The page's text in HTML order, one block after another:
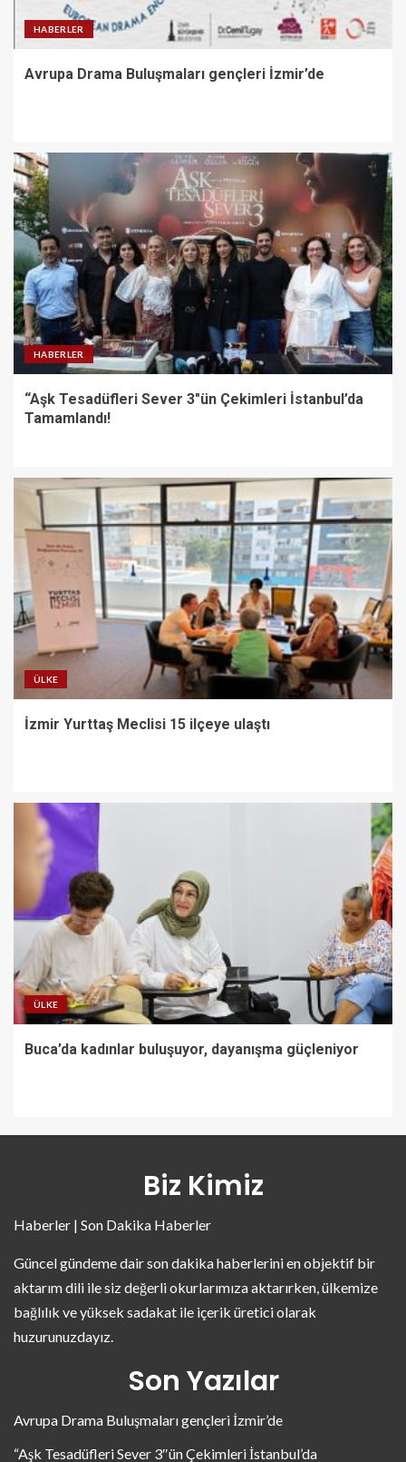
HABERLER
Avrupa Drama Buluşmaları gençleri İzmir’de
HABERLER
“Aşk Tesadüfleri Sever 3″ün Çekimleri İstanbul’da
Tamamlandı!
ÜLKE
İzmir Yurttaş Meclisi 15 ilçeye ulaştı
ÜLKE
Buca’da kadınlar buluşuyor, dayanışma güçleniyor
Biz Kimiz
Haberler | Son Dakika Haberler
Güncel gündeme dair son dakika haberlerini en objektif bir
aktarım dili ile siz değerli okurlarımıza aktarırken, ülkemize
bağlılık ve yüksek sadakat ile içerik üretici olarak
huzurunuzdayız.
Son Yazılar
Avrupa Drama Buluşmaları gençleri İzmir’de
“Aşk Tesadüfleri Sever 3″ün Çekimleri İstanbul’da